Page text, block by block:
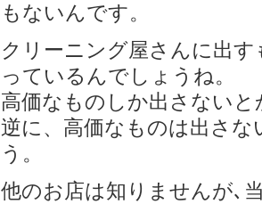
もないんです。
クリーニング屋さんに出
っているんでしょうね。
高価なものしか出さない
逆に、高価なものは出さ
う。
他のお店は知りませんが､